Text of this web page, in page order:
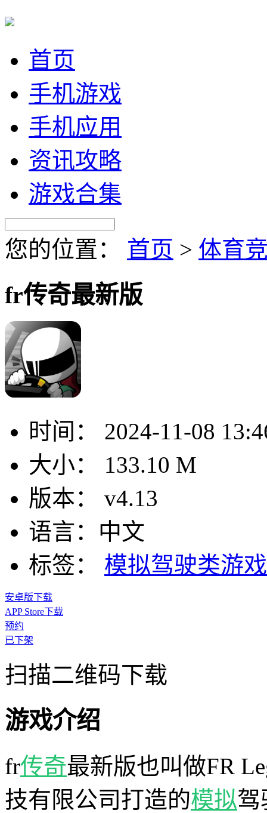
首页
手机游戏
手机应用
资讯攻略
游戏合集
您的位置： 首页 > 体育
fr传奇最新版
时间：
2024-11-08
大小：
133.10 M
版本：
v4.13
语言： 中文
标签：
模拟驾驶类游
安卓版下载
APP Store下载
预约
已下架
扫描二维码下载
游戏介绍
fr传奇最新版也叫做FR
技有限公司打造的模拟驾